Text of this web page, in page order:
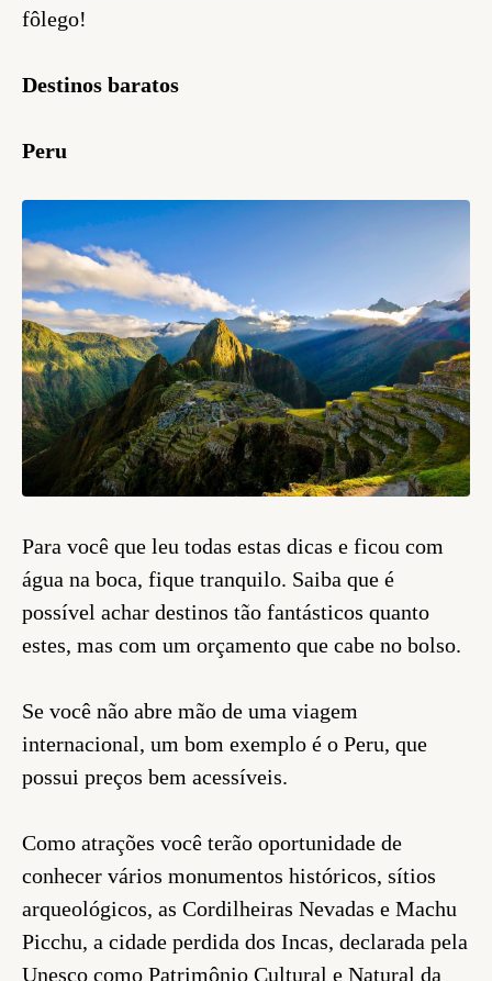
fôlego!
Destinos baratos
Peru
Para você que leu todas estas dicas e ficou com
água na boca, fique tranquilo. Saiba que é
possível achar destinos tão fantásticos quanto
estes, mas com um orçamento que cabe no bolso.
Se você não abre mão de uma viagem
internacional, um bom exemplo é o Peru, que
possui preços bem acessíveis.
Como atrações você terão oportunidade de
conhecer vários monumentos históricos, sítios
arqueológicos, as Cordilheiras Nevadas e Machu
Picchu, a cidade perdida dos Incas, declarada pela
Unesco como Patrimônio Cultural e Natural da